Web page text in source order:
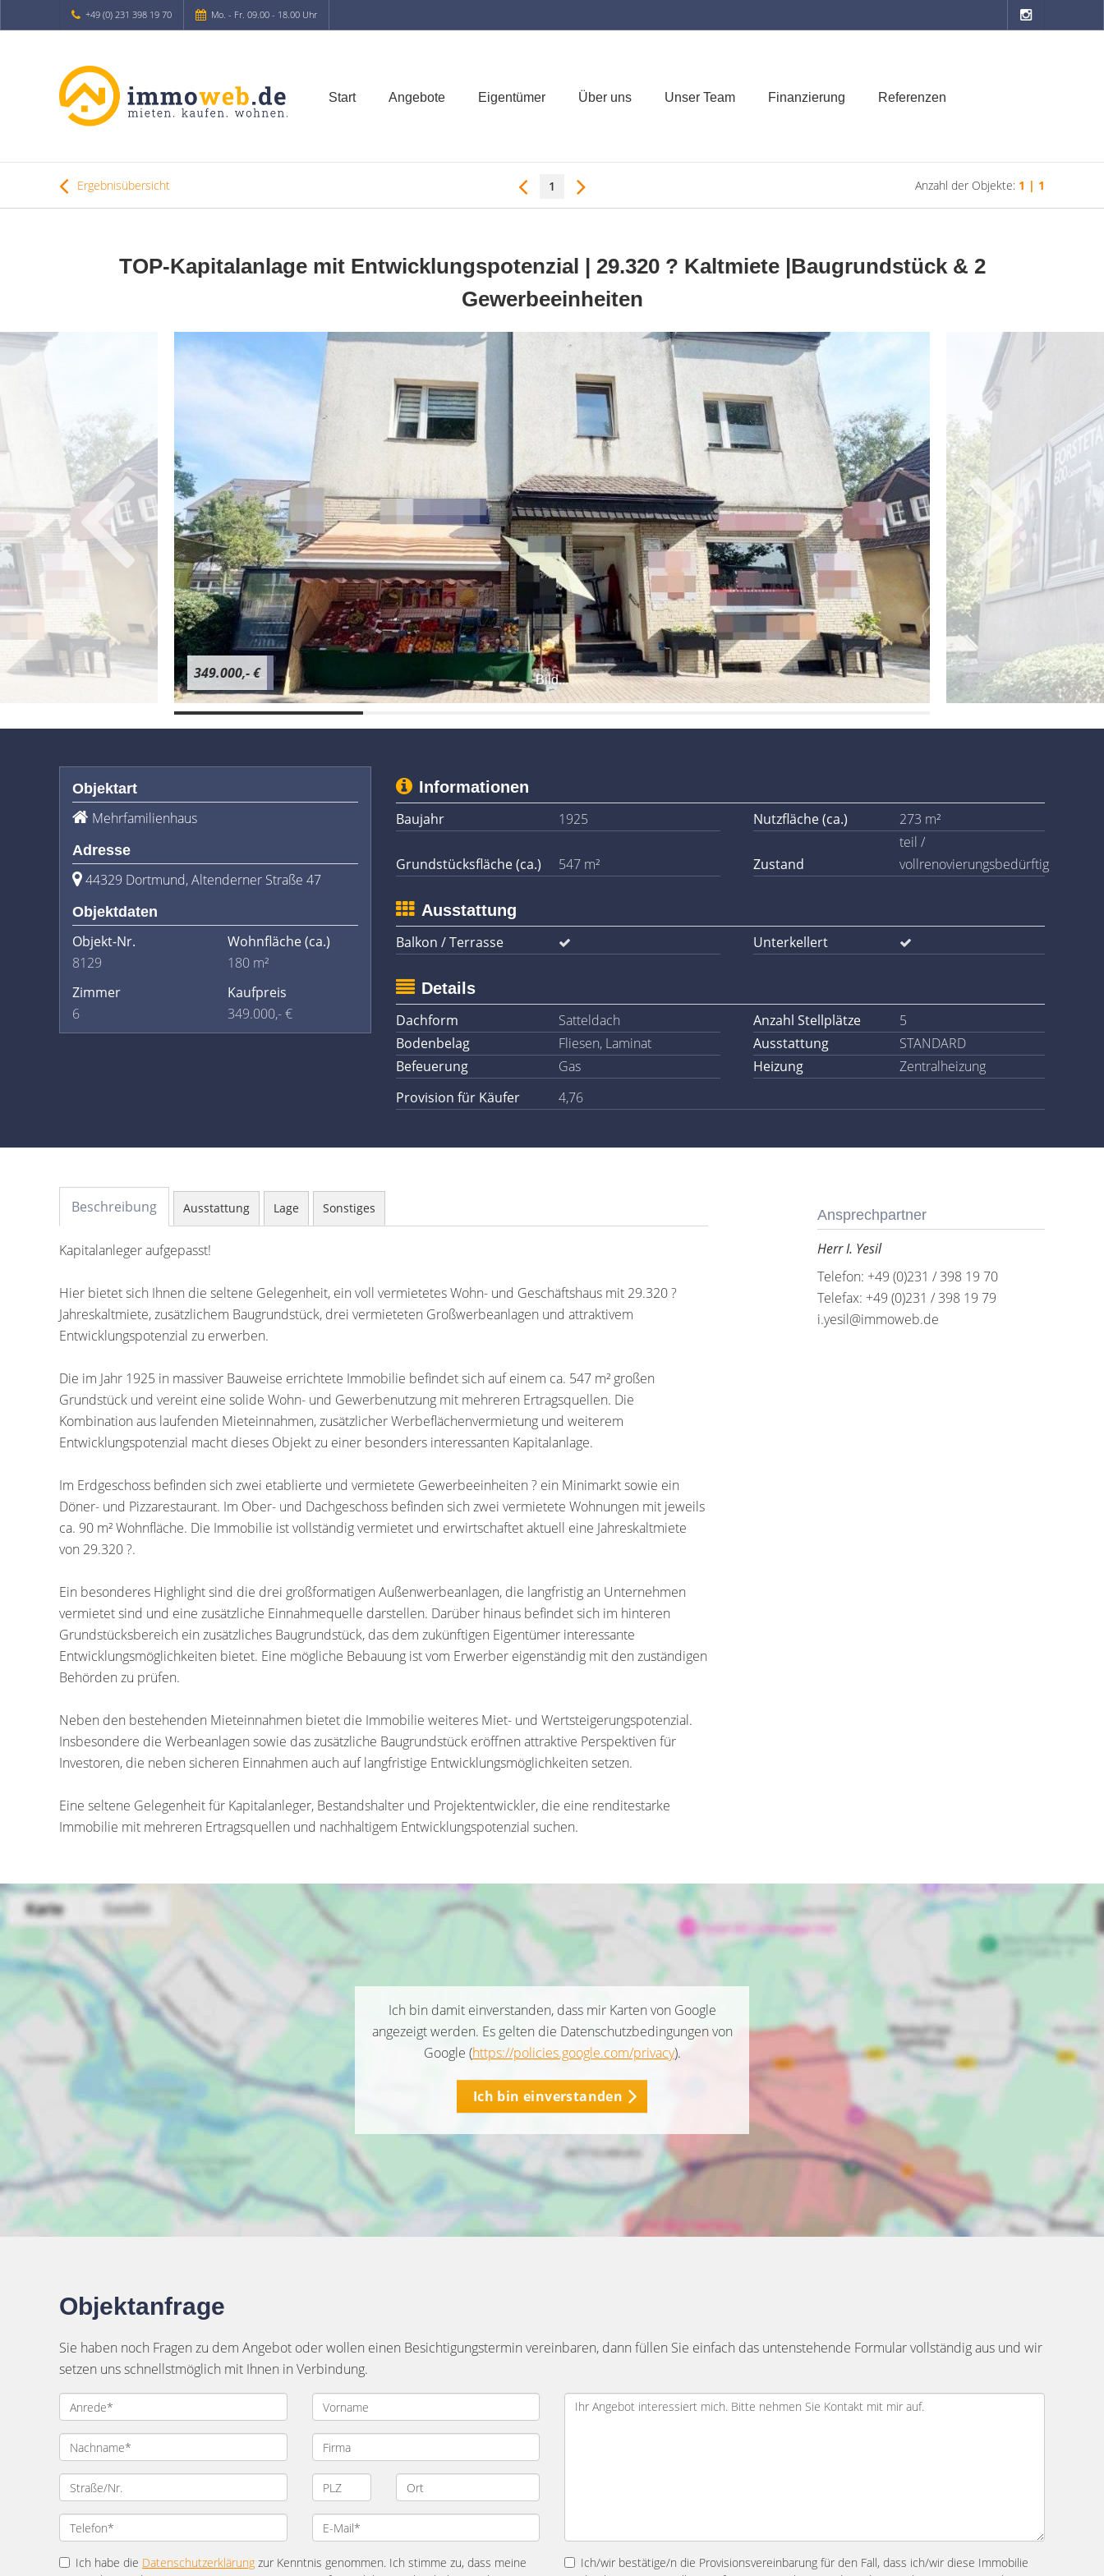
+49 (0) 231 398 19 70 Mo. - Fr. 09.00 - 18.00 Uhr
Start Angebote Eigentümer Über uns Unser Team Finanzierung Referenzen
Ergebnisübersicht 1 Anzahl der Objekte: 1 | 1
TOP-Kapitalanlage mit Entwicklungspotenzial | 29.320 ? Kaltmiete |Baugrundstück & 2
Gewerbeeinheiten
Bild...
349.000,- €
Objektart
Mehrfamilienhaus
Adresse
44329 Dortmund, Altenderner Straße 47
Objektdaten
Objekt-Nr.
8129
Wohnfläche(ca.)
180 m²
Zimmer
6
Kaufpreis
349.000,- €
Informationen
Baujahr
1925 Nutzfläche (ca.) 273 m²
Grundstücksfläche (ca.) 547 m² Zustand
teil /
vollrenovierungsbedürftig
Ausstattung
Balkon / Terrasse
Unterkellert
Details
Dachform
Satteldach Anzahl Stellplätze
5
Bodenbelag
Fliesen, Laminat Ausstattung
STANDARD
Befeuerung
Gas Heizung
Zentralheizung
Provision für Käufer
4,76
Beschreibung Ausstattung Lage Sonstiges
Kapitalanleger aufgepasst!
Hier bietet sich Ihnen die seltene Gelegenheit, ein voll vermietetes Wohn- und Geschäftshaus mit 29.320 ?
Jahreskaltmiete, zusätzlichem Baugrundstück, drei vermieteten Großwerbeanlagen und attraktivem
Entwicklungspotenzial zu erwerben.
Die im Jahr 1925 in massiver Bauweise errichtete Immobilie befindet sich auf einem ca. 547 m² großen
Grundstück und vereint eine solide Wohn- und Gewerbenutzung mit mehreren Ertragsquellen. Die
Kombination aus laufenden Mieteinnahmen, zusätzlicher Werbeflächenvermietung und weiterem
Entwicklungspotenzial macht dieses Objekt zu einer besonders interessanten Kapitalanlage.
Im Erdgeschoss befinden sich zwei etablierte und vermietete Gewerbeeinheiten ? ein Minimarkt sowie ein
Döner- und Pizzarestaurant. Im Ober- und Dachgeschoss befinden sich zwei vermietete Wohnungen mit jeweils
ca. 90 m² Wohnfläche. Die Immobilie ist vollständig vermietet und erwirtschaftet aktuell eine Jahreskaltmiete
von 29.320 ?.
Ein besonderes Highlight sind die drei großformatigen Außenwerbeanlagen, die langfristig an Unternehmen
vermietet sind und eine zusätzliche Einnahmequelle darstellen. Darüber hinaus befindet sich im hinteren
Grundstücksbereich ein zusätzliches Baugrundstück, das dem zukünftigen Eigentümer interessante
Entwicklungsmöglichkeiten bietet. Eine mögliche Bebauung ist vom Erwerber eigenständig mit den zuständigen
Behörden zu prüfen.
Neben den bestehenden Mieteinnahmen bietet die Immobilie weiteres Miet- und Wertsteigerungspotenzial.
Insbesondere die Werbeanlagen sowie das zusätzliche Baugrundstück eröffnen attraktive Perspektiven für
Investoren, die neben sicheren Einnahmen auch auf langfristige Entwicklungsmöglichkeiten setzen.
Eine seltene Gelegenheit für Kapitalanleger, Bestandshalter und Projektentwickler, die eine renditestarke
Immobilie mit mehreren Ertragsquellen und nachhaltigem Entwicklungspotenzial suchen.
Ansprechpartner
Herr I. Yesil
Telefon: +49 (0)231 / 398 19 70
Telefax: +49 (0)231 / 398 19 79
i.yesil@immoweb.de
Ich bin damit einverstanden, dass mir Karten von Google
angezeigt werden. Es gelten die Datenschutzbedingungen von
Google (https://policies.google.com/privacy).
Ich bin einverstanden
Objektanfrage
Sie haben noch Fragen zu dem Angebot oder wollen einen Besichtigungstermin vereinbaren, dann füllen Sie einfach das untenstehende Formular vollständig aus und wir
setzen uns schnellstmöglich mit Ihnen in Verbindung.
Ich habe die Datenschutzerklärung zur Kenntnis genommen. Ich stimme zu, dass meine
Ich/wir bestätige/n die Provisionsvereinbarung für den Fall, dass ich/wir diese Immobilie